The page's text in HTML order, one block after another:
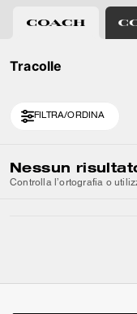
Tracolle
FILTRA/ORDINA
Nessun
Controlla l’ortografia o